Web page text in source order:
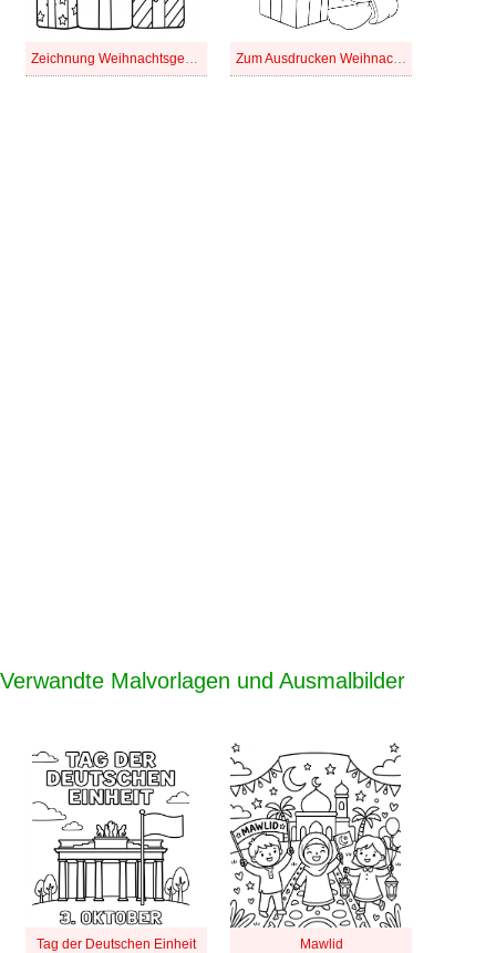
Zeichnung Weihnachtsgeschenke Zum Ausdrucken Weihnachtsgeschenke
Verwandte Malvorlagen und Ausmalbilder
Tag der Deutschen Einheit Mawlid